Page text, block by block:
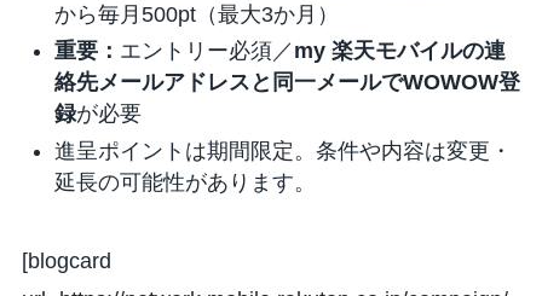
から毎月500pt（最大3か月）
重要： エントリー必須／ my 楽天モバイルの連
絡先メールアドレスと同一メールでWOWOW登
録が必要
進呈ポイントは期間限定。条件や内容は変更・
延長の可能性があります。
[blogcard